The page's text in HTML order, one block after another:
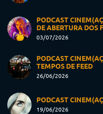
PODCAST
DE ABERTURA DOS
03/07/2026
PODCAST
TEMPOS DE FEED
26/06/2026
PODCAST
19/06/2026